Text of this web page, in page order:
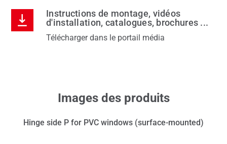
Instructions de montage, vidéos
d'installation, catalogues, brochures ...
Télécharger dans le portail média
Images des produits
Hinge side P for PVC windows (surface-mounted)